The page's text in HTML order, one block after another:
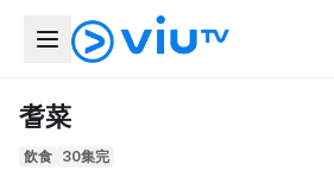
耆菜
飲食 30集完